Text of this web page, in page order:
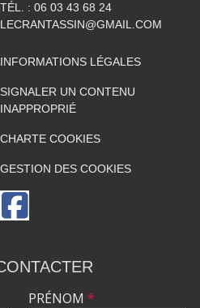
TÉL. : 06 03 43 68 24
LECRANTASSIN@GMAIL.COM
INFORMATIONS LÉGALES
SIGNALER UN CONTENU
INAPPROPRIÉ
CHARTE COOKIES
GESTION DES COOKIES
PRÉNOM *